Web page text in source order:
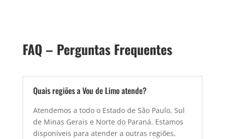
FAQ – Perguntas Frequentes
Quais regiões a Vou de Limo atende?
Atendemos a todo o Estado de São Paulo, Sul
de Minas Gerais e Norte do Paraná. Estamos
disponíveis para atender a outras regiões,